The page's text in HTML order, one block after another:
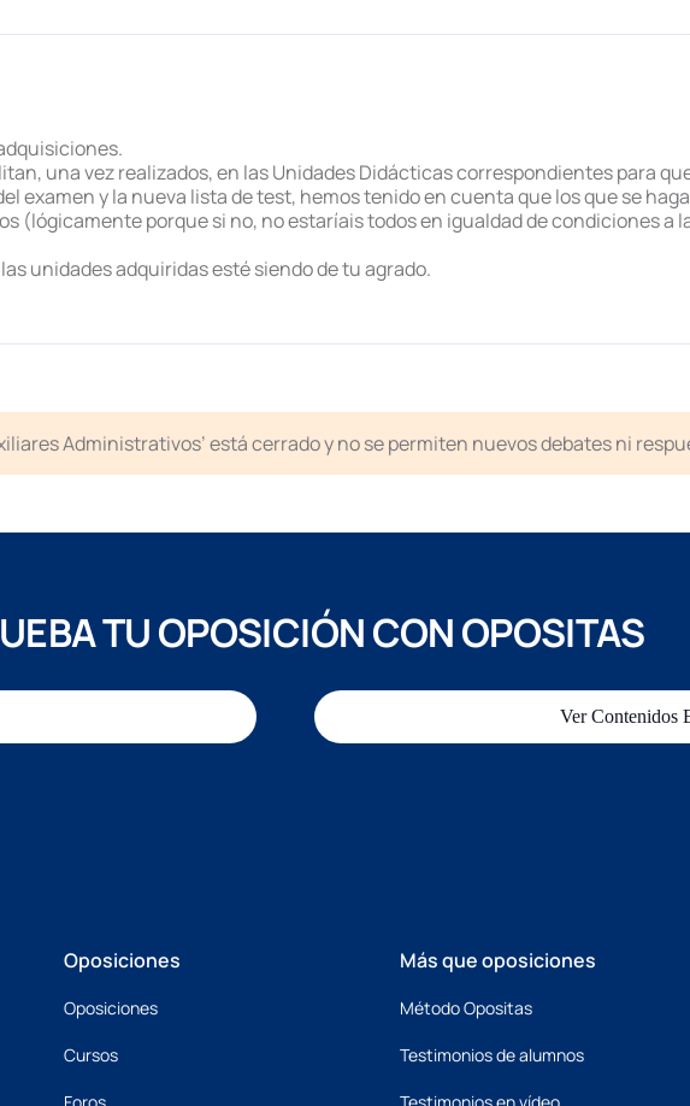
una vez realizados, en las Unidades Didácticas correspondientes para
examen y la nueva lista de test, hemos tenido en cuenta que los que se
(lógicamente porque si no, no estaríais todos en igualdad de condiciones a
unidades adquiridas esté siendo de tu agrado.
Administrativos’ está cerrado y no se permiten nuevos debates ni
TU OPOSICIÓN CON OPOSITAS
Ver Contenidos
Oposiciones
Oposiciones
Cursos
Más que oposiciones
Método Opositas
Testimonios de alumnos